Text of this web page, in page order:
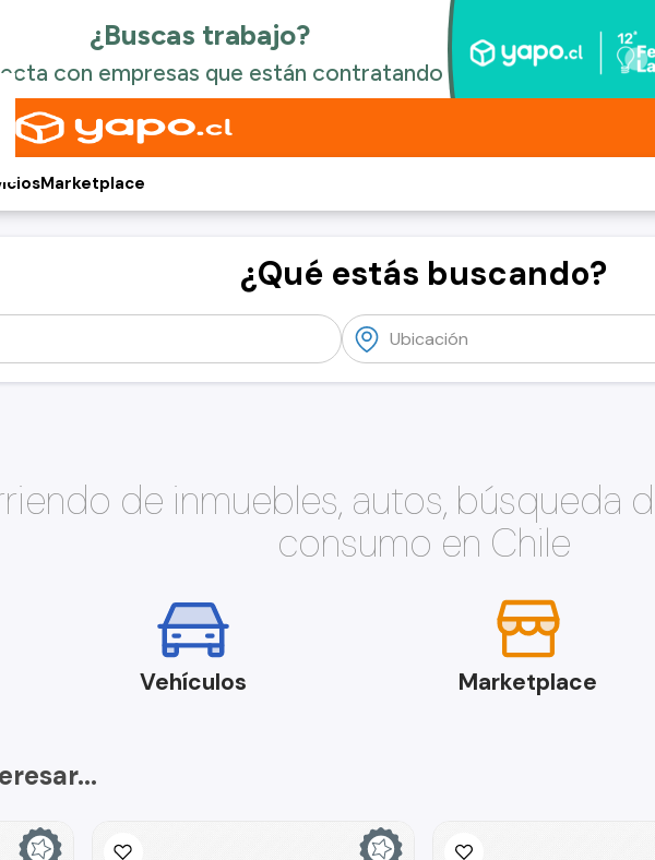
Marketplace
¿Qué estás buscando?
de inmuebles, autos, búsqueda
consumo en Chile
Vehículos Marketplace